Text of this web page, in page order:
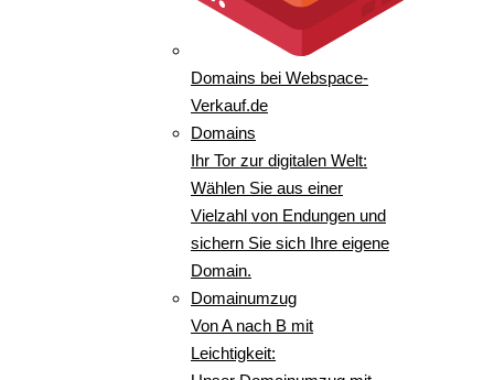
Domains bei Webspace-
Verkauf.de
Domains
Ihr Tor zur digitalen Welt:
Wählen Sie aus einer
Vielzahl von Endungen und
sichern Sie sich Ihre eigene
Domain.
Domainumzug
Von A nach B mit
Leichtigkeit: